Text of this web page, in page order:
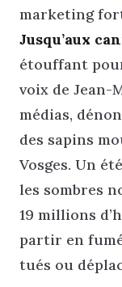
marketing
Jusqu’aux
étouffant
voix de Jean-
médias,
des sapins
Vosges. Un
les sombres
19 millions
partir en
tués ou